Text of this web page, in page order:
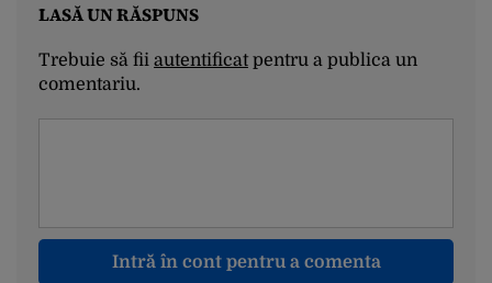
LASĂ UN RĂSPUNS
Trebuie să fii autentificatpentru a publica un
comentariu.
Intră în cont pentru a comenta